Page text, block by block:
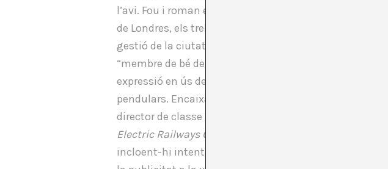
l’avi. Fou i roman en tots dos un llenguatge quotidià
de Londres, els treballadors administratius sobre les
gestió de la ciutat i de l’imperi. De fet, en el sistema
“membre de bé de la societat” contra el que es poden
expressió en ús des de finals del segle XX, quan
pendulars. Encaixa, doncs, que el padrí d’aquest
director de classe mitjana, un fill de la classe mitjana
Electric Railways Company of London”
(UERL) a 1908
incloent-hi intentar augmentar el trànsit fora de les